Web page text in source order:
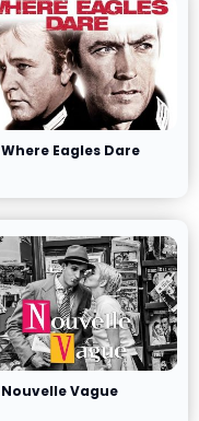
Where Eagles Dare
Nouvelle Vague